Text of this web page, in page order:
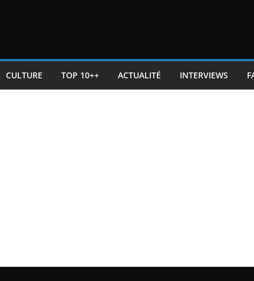
CULTURE TOP 10++ ACTUALITÉ INTERVIEWS